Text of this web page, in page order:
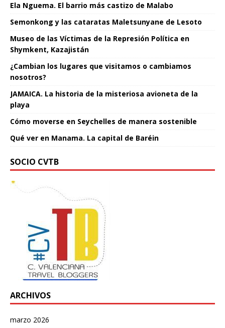
Ela Nguema. El barrio más castizo de Malabo
Semonkong y las cataratas Maletsunyane de Lesoto
Museo de las Víctimas de la Represión Política en
Shymkent, Kazajistán
¿Cambian los lugares que visitamos o cambiamos
nosotros?
JAMAICA. La historia de la misteriosa avioneta de la
playa
Cómo moverse en Seychelles de manera sostenible
Qué ver en Manama. La capital de Baréin
SOCIO CVTB
ARCHIVOS
marzo 2026